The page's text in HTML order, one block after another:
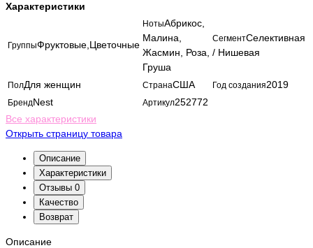
Характеристики
ГруппыФруктовые,Цветочные
НотыАбрикос,
Малина,
Жасмин, Роза,
Груша
СегментСелективная
/ Нишевая
ПолДля женщин СтранаСША Год создания2019
БрендNest Артикул252772
Все характеристики
Открыть страницу товара
Описание
Характеристики
Отзывы 0
Качество
Возврат
Описание